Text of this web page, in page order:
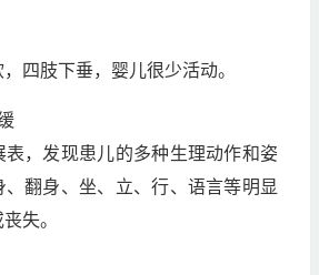
四肢下垂，婴儿很少活动。
表，发现患儿的多种生理动作和姿
翻身、坐、立、行、语言等明显
失。